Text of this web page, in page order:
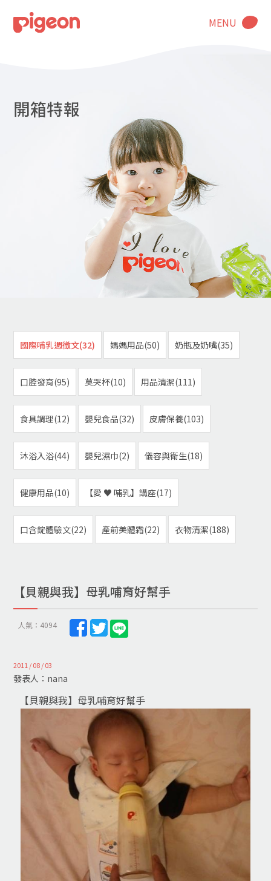
MENU
開箱特報
國際哺乳週徵文(32) 媽媽用品(50) 奶瓶及奶嘴(35)
口腔發育(95) 莫哭杯(10) 用品清潔(111)
食具調理(12) 嬰兒食品(32) 皮膚保養(103)
沐浴入浴(44) 嬰兒濕巾(2) 儀容與衛生(18)
健康用品(10) 【愛 ♥ 哺乳】講座(17)
口含錠體驗文(22) 產前美體霜(22) 衣物清潔(188)
【貝親與我】母乳哺育好幫手
人氣：4094
2011 / 08 / 03
發表人：nana
【貝親與我】母乳哺育好幫手